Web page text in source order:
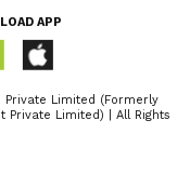
APP
Limited (Formerly
Private Limited) | All Rights